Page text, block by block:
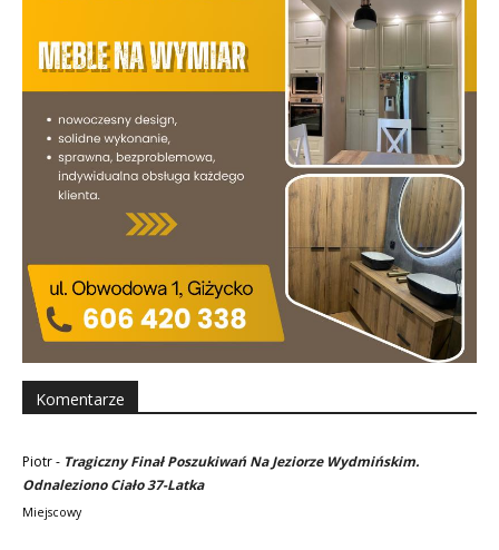
Komentarze
Piotr- Tragiczny Finał Poszukiwań Na Jeziorze Wydmińskim.
Odnaleziono Ciało 37-Latka
Miejscowy